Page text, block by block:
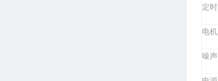
定
电机
噪声